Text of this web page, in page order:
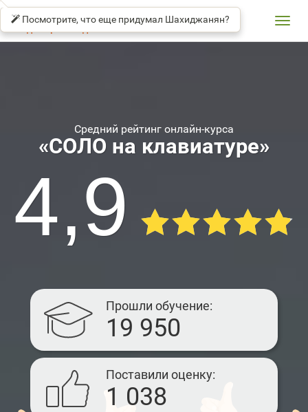
SOLO TUTOR
Средний рейтинг онлайн-курса
«СОЛО на клавиатуре»
4,9
Прошли обучение
19 950
Поставили оценку
1 038
Посмотрите, что еще придумал Шахиджанян?